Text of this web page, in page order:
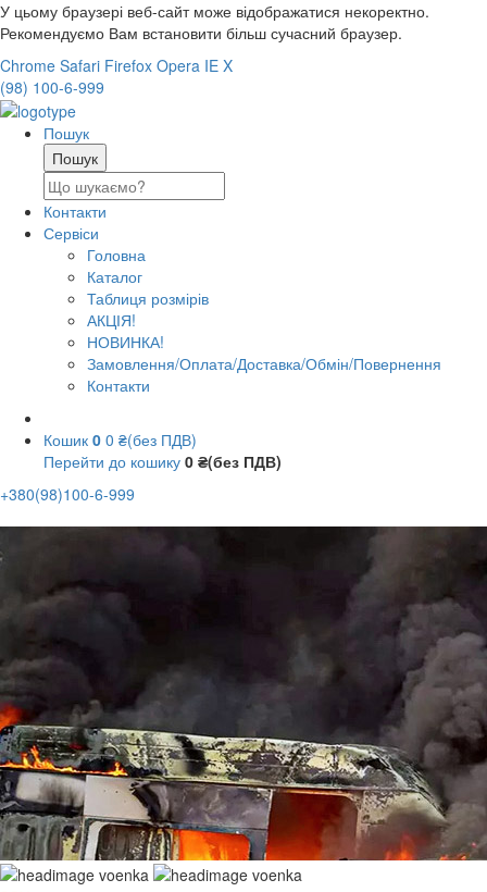
У цьому браузері веб-сайт може відображатися некоректно.
Рекомендуємо Вам встановити більш сучасний браузер.
Chrome Safari Firefox Opera IE X
(98) 100-6-999
Пошук
Контакти
Сервіси
Головна
Каталог
Таблиця розмірів
АКЦІЯ!
НОВИНКА!
Замовлення/Оплата/Доставка/Обмін/Повернення
Контакти
Кошик 0 0 ₴(без ПДВ)
Перейти до кошику 0 ₴(без ПДВ)
+380(98)100-6-999